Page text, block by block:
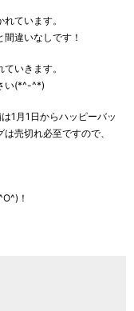
ています。
違いなしです！
いきます。
い(*^-^*)
1月1日からハッピーバッ
売切れ必至ですので、
！